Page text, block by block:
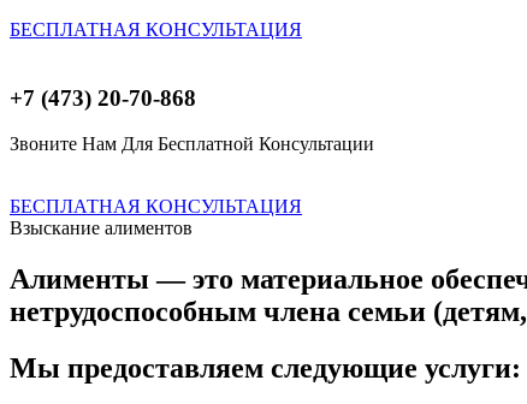
БЕСПЛАТНАЯ КОНСУЛЬТАЦИЯ
+7 (473) 20-70-868
Звоните Нам Для Бесплатной Консультации
БЕСПЛАТНАЯ КОНСУЛЬТАЦИЯ
Взыскание алиментов
Алименты — это материальное
нетрудоспособным члена семьи
Мы предоставляем следующие услуги: